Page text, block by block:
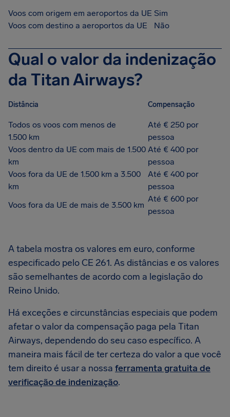
Voos com origem em aeroportos da UE Sim
Voos com destino a aeroportos da UE
Não
Qual o valor da indenização
da Titan Airways?
Distância Compensação
Todos os voos com menos de
1.500 km
Até € 250 por
pessoa
Voos dentro da UE com mais de 1.500
km
Até € 400 por
pessoa
Voos fora da UE de 1.500 km a 3.500
km
Até € 400 por
pessoa
Voos fora da UE de mais de 3.500 km
Até € 600 por
pessoa
A tabela mostra os valores em euro, conforme
especificado pelo CE 261. As distâncias e os valores
são semelhantes de acordo com a legislação do
Reino Unido.
Há exceções e circunstâncias especiais que podem
afetar o valor da compensação paga pela Titan
Airways, dependendo do seu caso específico. A
maneira mais fácil de ter certeza do valor a que você
tem direito é usar a nossa ferramenta gratuita de
verificação de indenização.